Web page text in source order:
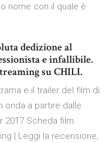
nome con il quale è
dedizione al
e infallibile.
su CHILI.
e il trailer del film di
onda a partire dalle
2017 Scheda film
| Leggi la recensione,